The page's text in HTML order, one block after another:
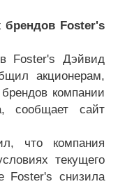
Foster's
Foster's Дэйвид
акционерам,
компании
сообщает сайт
что компания
текущего
Foster's снизила